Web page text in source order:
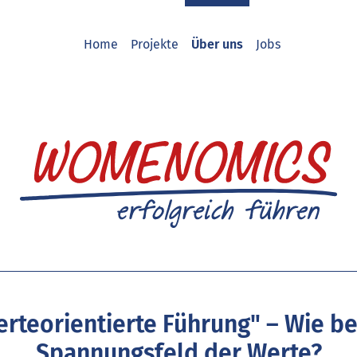
Home Projekte Über uns Jobs
Führung" – Wie